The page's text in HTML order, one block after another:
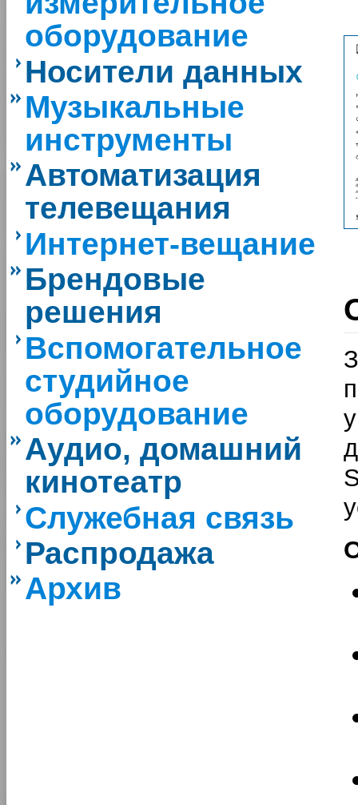
оборудование
Носители данных
Музыкальные
инструменты
Автоматизация
телевещания
Интернет-вещание
Брендовые
решения
Вспомогательное
студийное
оборудование
Аудио, домашний
кинотеатр
Служебная связь
Распродажа
Архив